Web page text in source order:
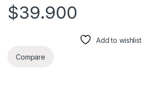
$39.900
Add to wishlist
Compare